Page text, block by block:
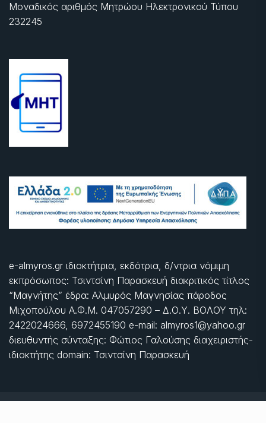
Μοναδικός αριθμός Μητρώου Ηλεκτρονικού Τύπου
232245
e-almyros.gr ιδιοκτήτρια, εκδότρια, δ/ντρια νόμιμη
εκπρόσωπος: Τσιντσίνη Παρασκευή διακριτικός τίτλος
“Μαγνήτης” έδρα: Αλμυρός Μαγνησίας πάροδος
Μιχοπούλου Α.Φ.Μ. 047057290 – Δ.Ο.Υ. ΒΟΛΟΥ τηλ:
2422024666, 6972455190 e-mail: almyros1@yahoo.gr
διευθυντής σύνταξης: Φώτιος Γαλούσης διαχειριστής-
ιδιοκτήτης domain: Τσιντσίνη Παρασκευή